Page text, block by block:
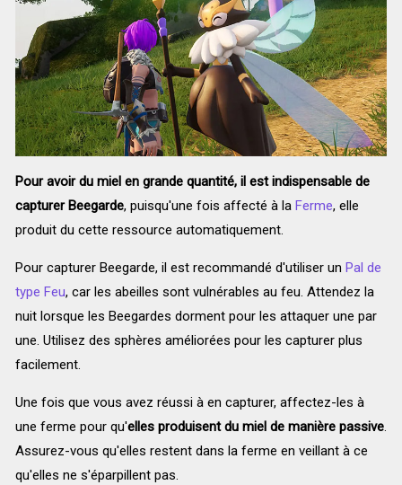
Pour avoir du miel en grande quantité, il est indispensable de
capturer Beegarde, puisqu'une fois affecté à la Ferme, elle
produit du cette ressource automatiquement.
Pour capturer Beegarde, il est recommandé d'utiliser un Pal de
type Feu, car les abeilles sont vulnérables au feu. Attendez la
nuit lorsque les Beegardes dorment pour les attaquer une par
une. Utilisez des sphères améliorées pour les capturer plus
facilement.
Une fois que vous avez réussi à en capturer, affectez-les à
une ferme pour qu'elles produisent du miel de manière passive.
Assurez-vous qu'elles restent dans la ferme en veillant à ce
qu'elles ne s'éparpillent pas.